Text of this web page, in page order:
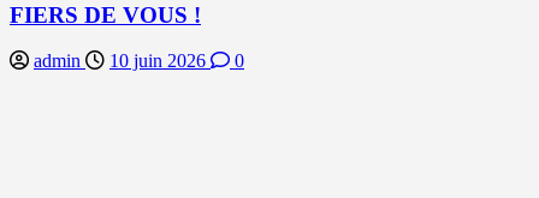
FIERS DE VOUS !
admin 10 juin 2026 0